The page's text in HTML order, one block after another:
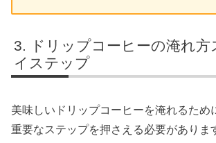
ドリップコーヒーの淹れ
イステップ
美味しいドリップコーヒーを淹れるため
重要なステップを押さえる必要がありま